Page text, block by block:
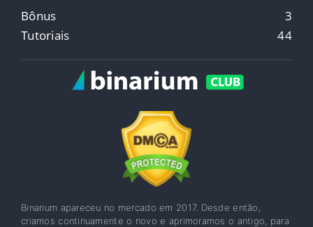
Bônus
3
Tutoriais
44
Binarium apareceu no mercado em 2017. Desde então,
criamos continuamente o novo e aprimoramos o antigo, para